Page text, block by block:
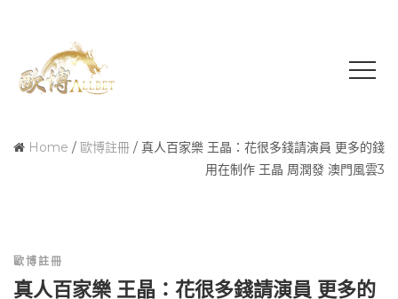
Home / 歐博註冊 / 真人百家樂 王晶：花很多錢請演員 更多的錢
用在制作 王晶 周潤發 澳門風雲3
歐博註冊
真人百家樂 王晶：花很多錢請演員 更多的